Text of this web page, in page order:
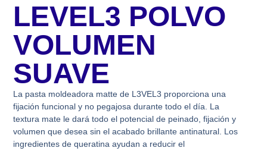
LEVEL3 POLVO
VOLUMEN
SUAVE
La pasta moldeadora matte de L3VEL3 proporciona una
fijación funcional y no pegajosa durante todo el día. La
textura mate le dará todo el potencial de peinado, fijación y
volumen que desea sin el acabado brillante antinatural. Los
ingredientes de queratina ayudan a reducir el